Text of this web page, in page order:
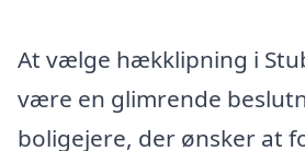
At vælge hækklipning i
være en glimrende
boligejere, der ønsker at